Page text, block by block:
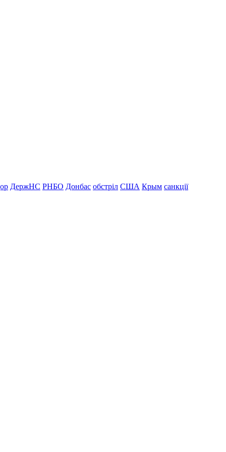
ДержНС РНБО Донбас обстріл США Крым санкції